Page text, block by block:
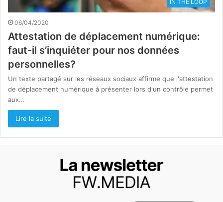
IN THE LOOP
06/04/2020
Attestation de déplacement numérique:
faut-il s’inquiéter pour nos données
personnelles?
Un texte partagé sur les réseaux sociaux affirme que l'attestation
de déplacement numérique à présenter lors d'un contrôle permet
aux…
Lire la suite